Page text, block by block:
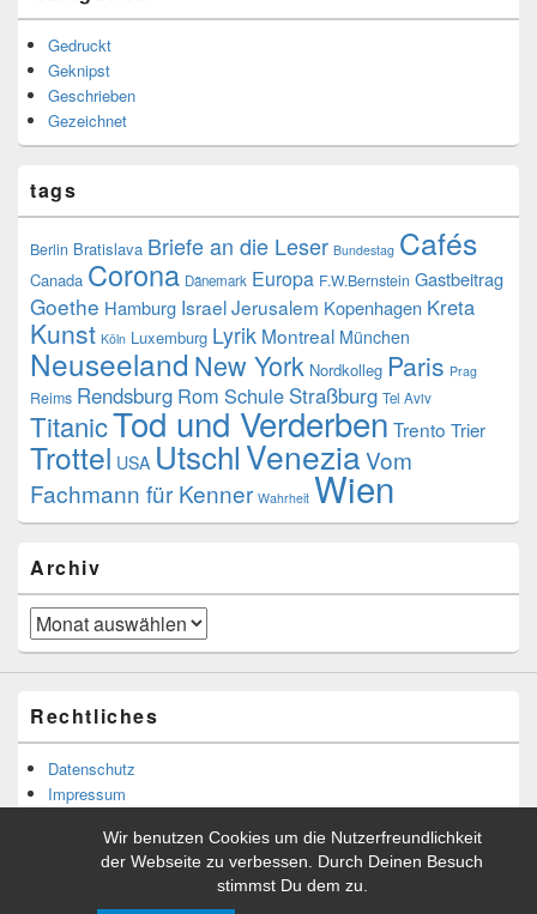
Wir benutzen Cookies um die Nutzerfreundlichkeit
der Webseite zu verbessen. Durch Deinen Besuch
stimmst Du dem zu.
Gedruckt
Geknipst
Geschrieben
Gezeichnet
tags
Berlin Bratislava Briefe an die Leser Bundestag Cafés
Canada Corona Dänemark Europa F.W.Bernstein Gastbeitrag
Goethe Hamburg IsraelJerusalem Kopenhagen Kreta
Kunst Köln Luxemburg Lyrik Montreal München
Neuseeland New York Nordkolleg Paris Prag
Reims Rendsburg Rom Schule Straßburg Tel Aviv
TitanicTod und Verderben Trento Trier
Trottel USA UtschlVeneziaVom
Fachmann für Kenner Wahrheit Wien
Archiv
Archiv
Rechtliches
Datenschutz
Impressum